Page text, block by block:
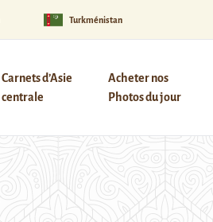
Turkménistan
Carnets d’Asie
centrale
Acheter nos
Photos du jour